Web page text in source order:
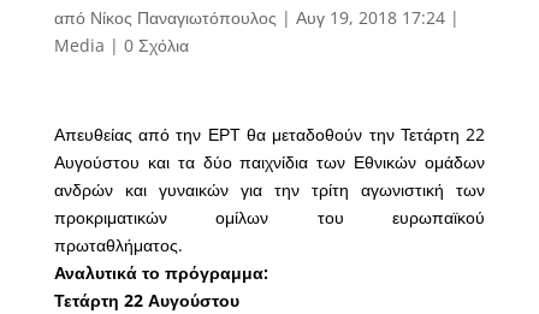
από Νίκος Παναγιωτόπουλος | Αυγ 19, 2018 17:24|
Media | 0 Σχόλια
Απευθείας από την ΕΡΤ θα μεταδοθούν την Τετάρτη 22
Αυγούστου και τα δύο παιχνίδια των Εθνικών ομάδων
ανδρών και γυναικών για την τρίτη αγωνιστική των
προκριματικών ομίλων του ευρωπαϊκού
πρωταθλήματος.
Αναλυτικά το πρόγραμμα:
Τετάρτη 22 Αυγούστου